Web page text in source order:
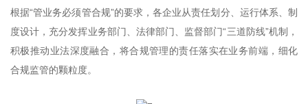
根据“管业务必须管合规”的要求，各企业从责任划分、运行体系、制
度设计，充分发挥业务部门、法律部门、监督部门“三道防线”机制，
积极推动业法深度融合，将合规管理的责任落实在业务前端，细化
合规监管的颗粒度。